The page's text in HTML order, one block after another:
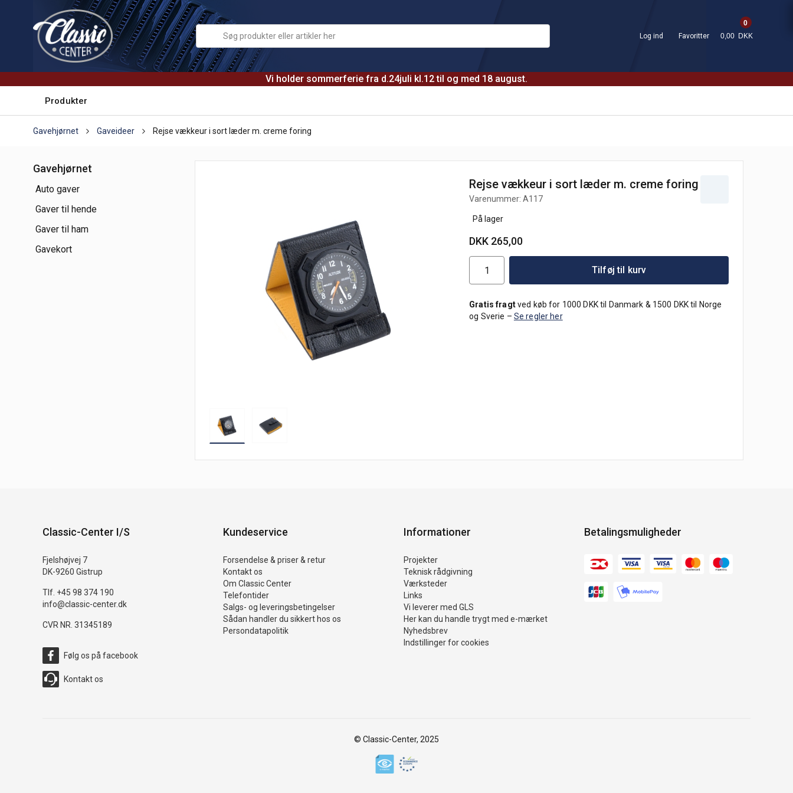
Vi holder sommerferie fra d.24juli kl.12 til og med 18 august.
Log ind Favoritter
0
0,00 DKK
Produkter
Gavehjørnet Gaveideer Rejse vækkeur i sort læder m. creme foring
Gavehjørnet
Auto gaver
Gaver til hende
Gaver til ham
Gavekort
Rejse vækkeur i sort læder m. creme foring
Varenummer:A117
På lager
DKK 265,00
Tilføj til kurv
Gratis fragtved køb for 1000 DKK til Danmark & 1500 DKK til Norge
og Sverie – Se regler her
Classic-Center I/S
Fjelshøjvej 7
DK-9260 Gistrup
Tlf. +45 98 374 190
info@classic-center.dk
CVR NR. 31345189
Følg os på facebook
Kontakt os
Kundeservice
Forsendelse & priser & retur
Kontakt os
Om Classic Center
Telefontider
Salgs- og leveringsbetingelser
Sådan handler du sikkert hos os
Persondatapolitik
Informationer
Projekter
Teknisk rådgivning
Værksteder
Links
Vi leverer med GLS
Her kan du handle trygt med e-mærket
Nyhedsbrev
Indstillinger for cookies
Betalingsmuligheder
© Classic-Center, 2025